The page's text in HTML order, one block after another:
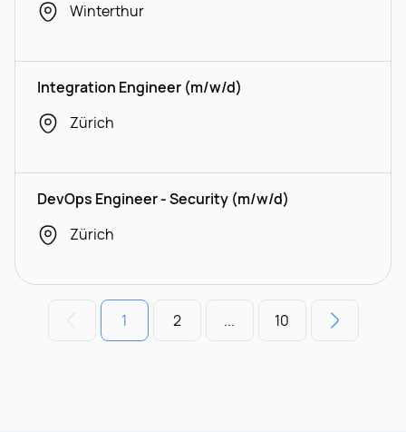
Winterthur
Integration Engineer (m/w/d)
Zürich
DevOps Engineer - Security (m/w/d)
Zürich
1 2 ... 10